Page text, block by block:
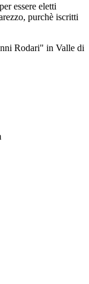
essere eletti
purchè iscritti
Rodari" in Valle di